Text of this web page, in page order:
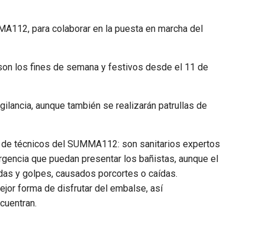
para colaborar en la puesta en marcha del
los fines de semana y festivos desde el 11 de
aunque también se realizarán patrullas de
técnicos del SUMMA112: son sanitarios expertos
que puedan presentar los bañistas, aunque el
y golpes, causados porcortes o caídas.
forma de disfrutar del embalse, así